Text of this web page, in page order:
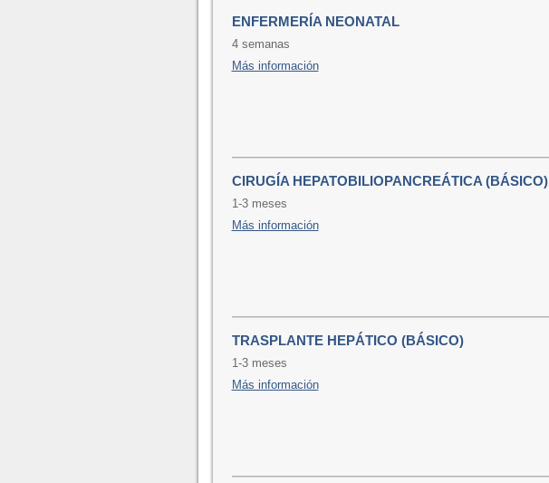
ENFERMERÍA NEONATAL
4 semanas
Más información
CIRUGÍA HEPATOBILIOPANCREÁTICA (BÁSICO)
1-3 meses
Más información
TRASPLANTE HEPÁTICO (BÁSICO)
1-3 meses
Más información